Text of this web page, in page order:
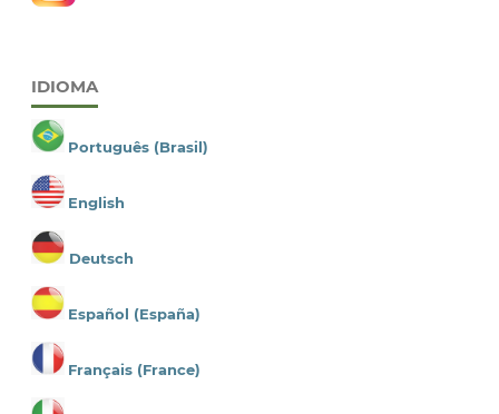
IDIOMA
Português (Brasil)
English
Deutsch
Español (España)
Français (France)